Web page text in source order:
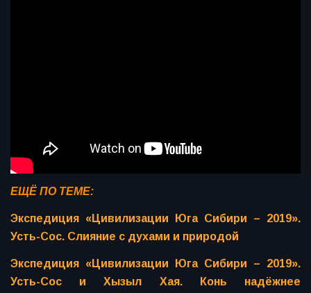
ЕЩЁ ПО ТЕМЕ:
Экспедиция «Цивилизации Юга Сибири – 2019».
Усть-Сос. Слияние с духами и природой
Экспедиция «Цивилизации Юга Сибири – 2019».
Усть-Сос и Хызыл Хая. Конь надёжнее